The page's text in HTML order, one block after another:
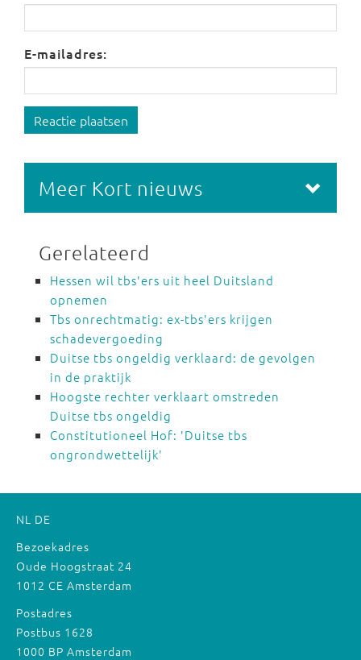
E-mailadres:
Reactie plaatsen
Meer Kort nieuws
Gerelateerd
Hessen wil tbs'ers uit heel Duitsland
opnemen
Tbs onrechtmatig: ex-tbs'ers krijgen
schadevergoeding
Duitse tbs ongeldig verklaard: de gevolgen
in de praktijk
Hoogste rechter verklaart omstreden
Duitse tbs ongeldig
Constitutioneel Hof: 'Duitse tbs
ongrondwettelijk'
NL DE
Bezoekadres
Oude Hoogstraat 24
1012 CE Amsterdam
Postadres
Postbus 1628
1000 BP Amsterdam